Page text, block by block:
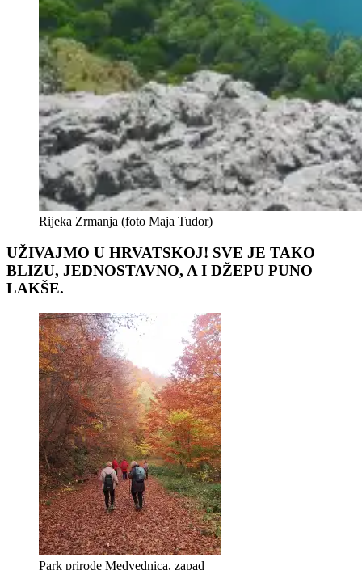
Rijeka Zrmanja (foto Maja Tudor)
UŽIVAJMO U HRVATSKOJ! SVE JE TAKO
BLIZU, JEDNOSTAVNO, A I DŽEPU PUNO
LAKŠE.
Park prirode Medvednica, zapad